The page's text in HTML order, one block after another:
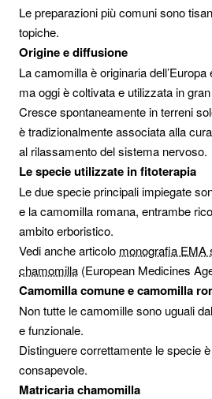
Le preparazioni più comuni sono
topiche.
Origine e diffusione
La camomilla è originaria dell’Europa
ma oggi è coltivata e utilizzata in
Cresce spontaneamente in terreni
è tradizionalmente associata alla
al rilassamento del sistema nervoso.
Le specie utilizzate in fitoterapia
Le due specie principali impiegate
e la camomilla romana, entrambe
ambito erboristico.
Vedi anche articolo monografia EMA
chamomilla (European Medicines
Camomilla comune e camomilla
Non tutte le camomille sono uguali
e funzionale.
Distinguere correttamente le specie
consapevole.
Matricaria chamomilla